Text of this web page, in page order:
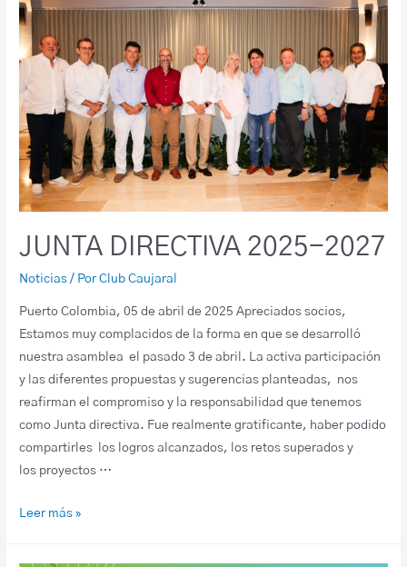
JUNTA DIRECTIVA 2025-2027
Noticias / PorClub Caujaral
Puerto Colombia, 05 de abril de 2025 Apreciados socios,
Estamos muy complacidos de la forma en que se desarrolló
nuestra asamblea el pasado 3 de abril. La activa participación
y las diferentes propuestas y sugerencias planteadas, nos
reafirman el compromiso y la responsabilidad que tenemos
como Junta directiva. Fue realmente gratificante, haber podido
compartirles los logros alcanzados, los retos superados y
los proyectos …
Leer más »